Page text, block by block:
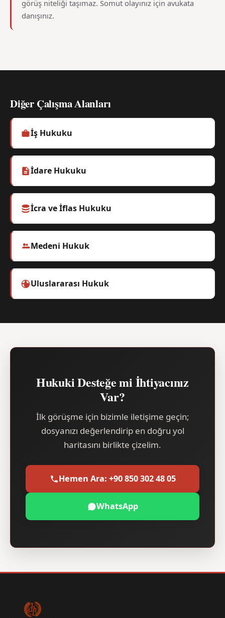
görüş niteliği taşımaz. Somut olayınız için avukata
danışınız.
Diğer Çalışma Alanları
İş Hukuku
İdare Hukuku
İcra ve İflas Hukuku
Medeni Hukuk
Uluslararası Hukuk
Hukuki Desteğe mi İhtiyacınız
Var?
İlk görüşme için bizimle iletişime geçin;
dosyanızı değerlendirip en doğru yol
haritasını birlikte çizelim.
Hemen Ara: +90 850 302 48 05
WhatsApp